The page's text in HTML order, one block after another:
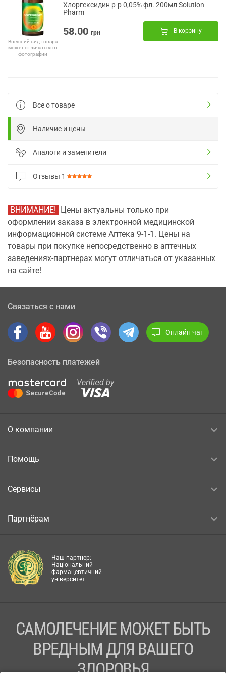
Внешний вид товара
может отличаться от
фотографии
Хлоргексидин р-р 0,05% фл. 200мл Solution
Pharm
58.00 грн В корзину
Все о товаре
Наличие и цены
Аналоги и заменители
Отзывы 1
ВНИМАНИЕ! Цены актуальны только при
оформлении заказа в электронной медицинской
информационной системе Аптека 9-1-1. Цены на
товары при покупке непосредственно в аптечных
заведениях-партнерах могут отличаться от указанных
на сайте!
Связаться с нами
Онлайн чат
Безопасность платежей
О компании
Помощь
Сервисы
Партнёрам
Наш партнер:
Національний
фармацевтичний
університет
САМОЛЕЧЕНИЕ МОЖЕТ БЫТЬ
ВРЕДНЫМ ДЛЯ ВАШЕГО
ЗДОРОВЬЯ